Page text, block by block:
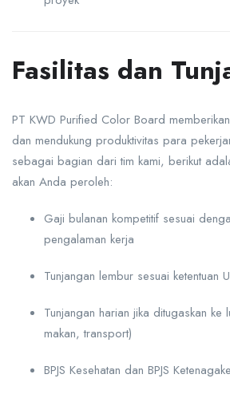
Fasilitas dan
PT KWD Purified Color Board
dan mendukung produktivitas para
sebagai bagian dari tim kami, berikut
akan Anda peroleh:
Gaji bulanan kompetitif sesuai
pengalaman kerja
Tunjangan lembur sesuai ketentuan
Tunjangan harian jika ditugaskan
makan, transport)
BPJS Kesehatan dan BPJS